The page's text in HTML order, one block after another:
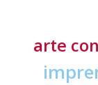
arte